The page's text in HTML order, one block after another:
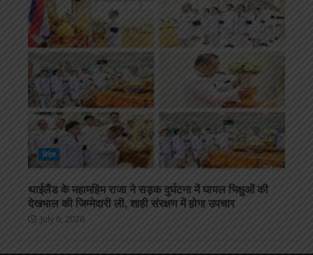
विदेश
थाईलैंड के महामहिम राजा ने सड़क दुर्घटना में घायल भिक्षुओं की
देखभाल की जिम्मेदारी ली, शाही संरक्षण में होगा उपचार
July 6, 2026